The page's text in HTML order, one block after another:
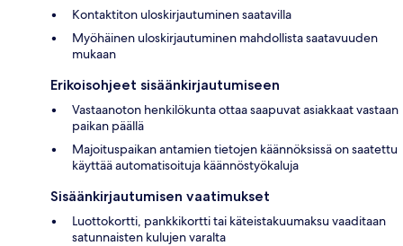
Kontaktiton uloskirjautuminen saatavilla
Myöhäinen uloskirjautuminen mahdollista saatavuuden
mukaan
Erikoisohjeet sisäänkirjautumiseen
Vastaanoton henkilökunta ottaa saapuvat asiakkaat vastaan
paikan päällä
Majoituspaikan antamien tietojen käännöksissä on saatettu
käyttää automatisoituja käännöstyökaluja
Sisäänkirjautumisen vaatimukset
Luottokortti, pankkikortti tai käteistakuumaksu vaaditaan
satunnaisten kulujen varalta